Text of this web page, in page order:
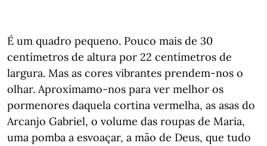
É um quadro pequeno. Pouco mais de 30
centímetros de altura por 22 centímetros de
largura. Mas as cores vibrantes prendem-nos o
olhar. Aproximamo-nos para ver melhor os
pormenores daquela cortina vermelha, as asas do
Arcanjo Gabriel, o volume das roupas de Maria,
uma pomba a esvoaçar, a mão de Deus, que tudo